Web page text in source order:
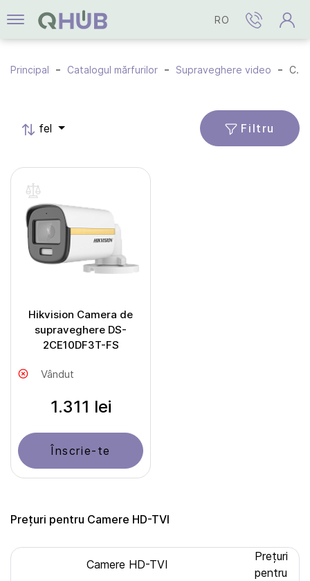
RO
Principal Catalogul mărfurilor Supraveghere video Camere HD-TVI
fel Filtru
Hikvision Camera de
supraveghere DS-
2CE10DF3T-FS
Vândut
1.311 lei
Înscrie-te
Prețuri pentru Camere HD-TVI
Camere HD-TVI
Prețuri
pentru